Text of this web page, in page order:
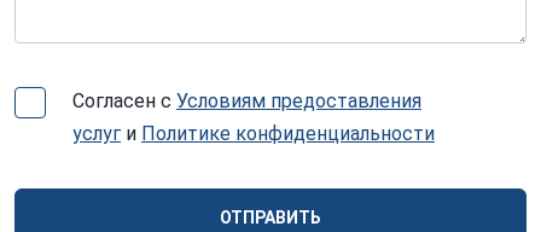
Согласен с Условиям предоставления
услуг и Политике конфиденциальности
ОТПРАВИТЬ